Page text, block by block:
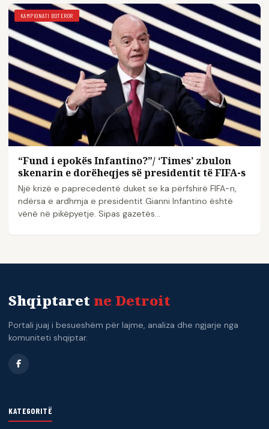
KAMPIONATI BOTEROR
“Fund i epokës Infantino?”/ ‘Times’ zbulon
skenarin e dorëheqjes së presidentit të FIFA-s
Një krizë e paprecedentë duket se ka përfshirë FIFA-n,
ndërsa e ardhmja e presidentit Gianni Infantino është
vënë në pikëpyetje. Sipas gazetës…
Shqiptaret ne Detroit
Portali juaj i besueshëm për lajme, analiza dhe ngjarje nga
komuniteti shqiptar.
KATEGORITË